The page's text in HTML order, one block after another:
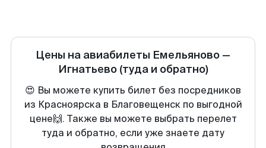
Цены на авиабилеты Емельяново —
Игнатьево (туда и обратно)
😍 Вы можете купить билет без посредников
из Красноярска в Благовещенск по выгодной
цене🙌. Также вы можете выбрать перелет
туда и обратно, если уже знаете дату